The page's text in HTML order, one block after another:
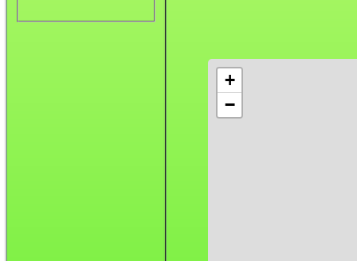
+
−